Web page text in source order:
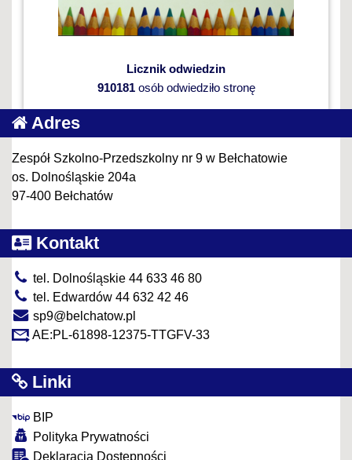
Licznik odwiedzin
910181osób odwiedziło stronę
Adres
Zespół Szkolno-Przedszkolny nr 9 w Bełchatowie
os. Dolnośląskie 204a
97-400 Bełchatów
Kontakt
tel. Dolnośląskie 44 633 46 80
tel. Edwardów 44 632 42 46
sp9@belchatow.pl
AE:PL-61898-12375-TTGFV-33
Linki
BIP
Polityka Prywatności
Deklaracja Dostępności